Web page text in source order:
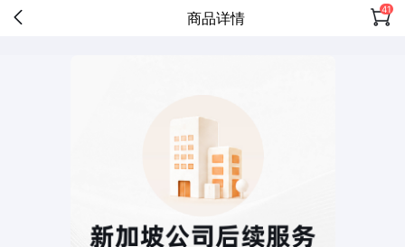
商品详情 41